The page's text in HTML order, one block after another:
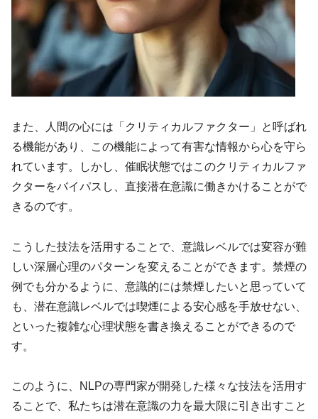
また、人間の心には「クリティカルファクター」と呼ばれ
る機能があり、この機能によって有害な情報から心を守ら
れています。しかし、催眠状態ではこのクリティカルファ
クターをバイパスし、直接潜在意識に働きかけることがで
きるのです。
こうした技法を活用することで、意識レベルでは変容が難
しい深層心理のパターンを変えることができます。禁煙の
例でも分かるように、意識的には禁煙したいと思っていて
も、潜在意識レベルでは喫煙による安心感を手放せない、
といった複雑な心理状態を書き換えることができるので
す。
このように、NLPの専門家が開発した様々な技法を活用す
ることで、私たちは潜在意識の力を最大限に引き出すこと